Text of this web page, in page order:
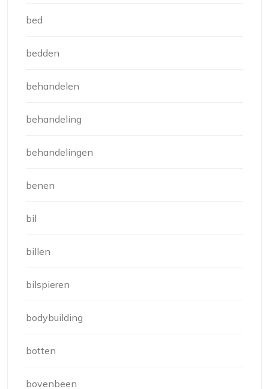
bed
bedden
behandelen
behandeling
behandelingen
benen
bil
billen
bilspieren
bodybuilding
botten
bovenbeen